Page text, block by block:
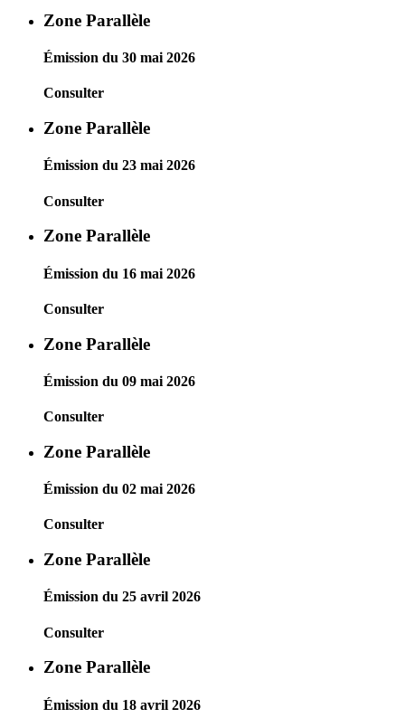
Zone Parallèle
Émission du 30 mai 2026
Consulter
Zone Parallèle
Émission du 23 mai 2026
Consulter
Zone Parallèle
Émission du 16 mai 2026
Consulter
Zone Parallèle
Émission du 09 mai 2026
Consulter
Zone Parallèle
Émission du 02 mai 2026
Consulter
Zone Parallèle
Émission du 25 avril 2026
Consulter
Zone Parallèle
Émission du 18 avril 2026